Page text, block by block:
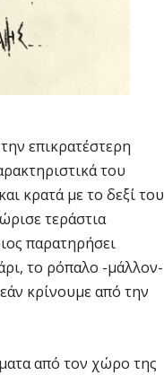
επικρατέστερη
του
κρατά με το δεξί του
τεράστια
παρατηρήσει
το ρόπαλο -μάλλον-
κρίνουμε από την
από τον χώρο της